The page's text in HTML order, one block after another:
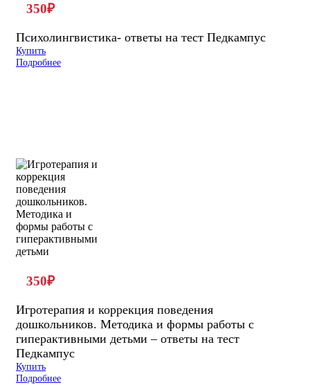
350₽
Психолингвистика- ответы на тест Педкампус
Купить
Подробнее
350₽
Игротерапия и коррекция поведения
дошкольников. Методика и формы работы с
гиперактивными детьми – ответы на тест
Педкампус
Купить
Подробнее